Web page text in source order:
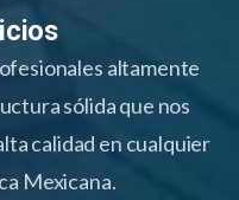
altamente
sólida que nos
calidad en cualquier
Mexicana.